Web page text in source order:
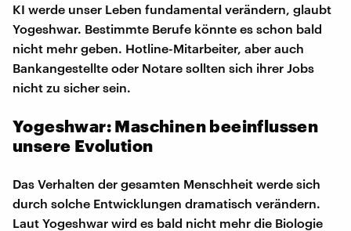
KI werde unser Leben fundamental verändern, glaubt
Yogeshwar. Bestimmte Berufe könnte es schon bald
nicht mehr geben. Hotline-Mitarbeiter, aber auch
Bankangestellte oder Notare sollten sich ihrer Jobs
nicht zu sicher sein.
Yogeshwar: Maschinen beeinflussen
unsere Evolution
Das Verhalten der gesamten Menschheit werde sich
durch solche Entwicklungen dramatisch verändern.
Laut Yogeshwar wird es bald nicht mehr die Biologie